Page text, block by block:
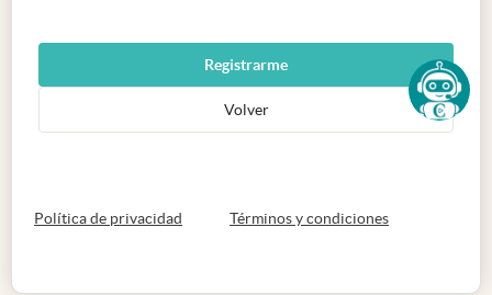
Registrarme
Volver
Política de privacidad abre en nueva pestaña
Términos y condicionesabre en nueva